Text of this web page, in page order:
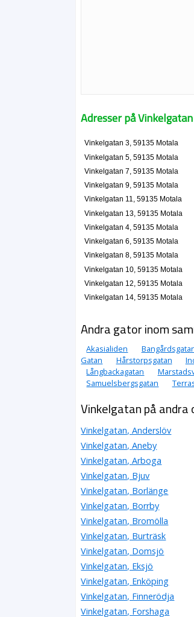
Adresser på
Vinkelgatan 3, 59135 Motala
Vinkelgatan 5, 59135 Motala
Vinkelgatan 7, 59135 Motala
Vinkelgatan 9, 59135 Motala
Vinkelgatan 11, 59135 Motala
Vinkelgatan 13, 59135 Motala
Vinkelgatan 4, 59135 Motala
Vinkelgatan 6, 59135 Motala
Vinkelgatan 8, 59135 Motala
Vinkelgatan 10, 59135 Motala
Vinkelgatan 12, 59135 Motala
Vinkelgatan 14, 59135 Motala
Andra gator inom
Akasialiden
Gatan
Hårstorpsgatan
Långbackagatan
Samuelsbergsgatan
Vinkelgatan på andra
Vinkelgatan, Anderslöv
Vinkelgatan, Aneby
Vinkelgatan, Arboga
Vinkelgatan, Bjuv
Vinkelgatan, Borlänge
Vinkelgatan, Borrby
Vinkelgatan, Bromölla
Vinkelgatan, Burträsk
Vinkelgatan, Domsjö
Vinkelgatan, Eksjö
Vinkelgatan, Enköping
Vinkelgatan, Finnerödja
Vinkelgatan, Forshaga